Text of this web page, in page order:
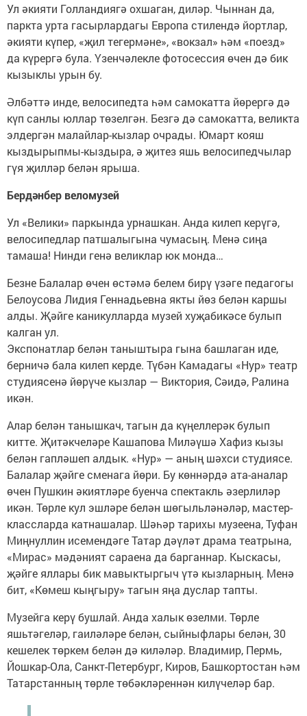
Ул әкияти Голландиягә охшаган, диләр. Чыннан да,
паркта урта гасырлардагы Европа стилендә йортлар,
әкияти күпер, «җил тегермәне», «вокзал» һәм «поезд»
да күрергә була. Үзенчәлекле фотосессия өчен дә бик
кызыклы урын бу.
Әлбәттә инде, велосипедта һәм самокатта йөрергә дә
күп санлы юллар төзелгән. Безгә дә самокатта, великта
элдергән малайлар-кызлар очрады. Юмарт кояш
кыздырыпмы-кыздыра, ә җитез яшь велосипедчылар
гүя җилләр белән ярыша.
Бердәнбер веломузей
Ул «Велики» паркында урнашкан. Анда килеп керүгә,
велосипедлар патшалыгына чумасың. Менә сиңа
тамаша! Нинди генә великлар юк монда…
Безне Балалар өчен өстәмә белем бирү үзәге педагогы
Белоусова Лидия Геннадьевна якты йөз белән каршы
алды. Җәйге каникулларда музей хуҗабикәсе булып
калган ул.
Экспонатлар белән таныштыра гына башлаган иде,
берничә бала килеп керде. Түбән Камадагы «Нур» театр
студиясенә йөрүче кызлар — Виктория, Сәидә, Ралина
икән.
Алар белән танышкач, тагын да күңеллерәк булып
китте. Җитәкчеләре Кашапова Миләүшә Хафиз кызы
белән гапләшеп алдык. «Нур» — аның шәхси студиясе.
Балалар җәйге сменага йөри. Бу көннәрдә ата-аналар
өчен Пушкин әкиятләре буенча спектакль әзерлиләр
икән. Төрле кул эшләре белән шөгыльләнәләр, мастер-
классларда катнашалар. Шәһәр тарихы музеена, Туфан
Миңнуллин исемендәге Татар дәүләт драма театрына,
«Мирас» мәдәният сараена да барганнар. Кыскасы,
җәйге яллары бик мавыктыргыч үтә кызларның. Менә
бит, «Көмеш кыңгыру» тагын яңа дуслар тапты.
Музейга керү бушлай. Анда халык өзелми. Төрле
яшьтәгеләр, гаиләләре белән, сыйныфлары белән, 30
кешелек төркем белән дә киләләр. Владимир, Пермь,
Йошкар-Ола, Санкт-Петербург, Киров, Башкортостан һәм
Татарстанның төрле төбәкләреннән килүчеләр бар.